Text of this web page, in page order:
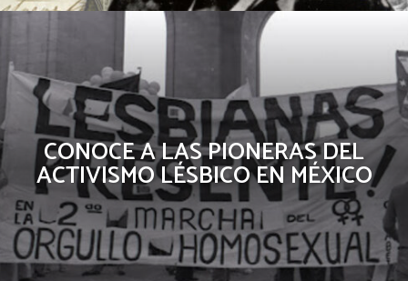
CONOCE A LAS PIONERAS DEL
ACTIVISMO LÉSBICO EN MÉXICO